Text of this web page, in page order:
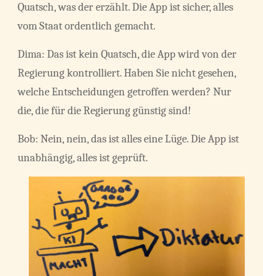
Quatsch, was der erzählt. Die App ist sicher, alles
vom Staat ordentlich gemacht.
Dima: Das ist kein Quatsch, die App wird von der
Regierung kontrolliert. Haben Sie nicht gesehen,
welche Entscheidungen getroffen werden? Nur
die, die für die Regierung günstig sind!
Bob: Nein, nein, das ist alles eine Lüge. Die App ist
unabhängig, alles ist geprüft.